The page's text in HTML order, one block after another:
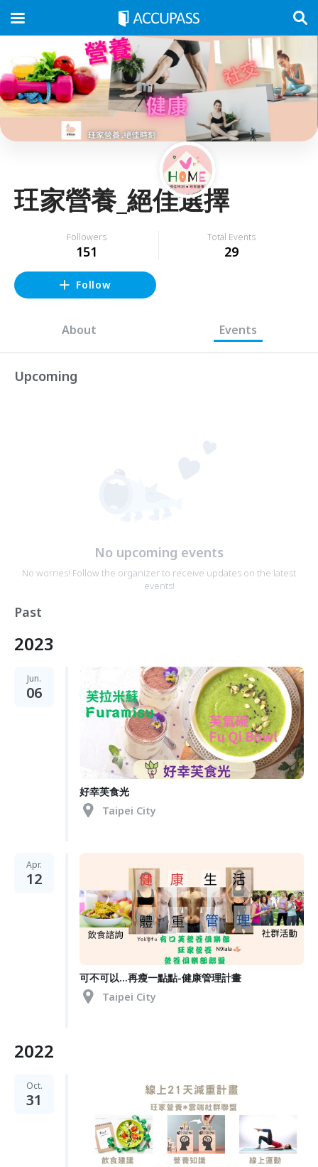
玨家營養_絕佳選擇
Followers
151
Total Events
29
Follow
About Events
Upcoming
No upcoming events
No worries! Follow the organizer to receive updates on the latest
events!
Past
2023
Jun.
06
好幸芙食光
Taipei City
Apr.
12
可不可以...再瘦一點點-健康管理計畫
Taipei City
2022
Oct.
31